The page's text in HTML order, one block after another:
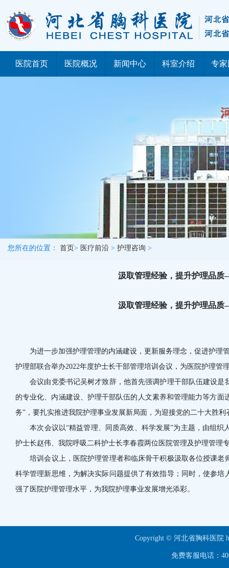
医院首页 医院概况 新闻中心 科室介绍 专
您所在的位置： 首页> 医疗前沿 > 护理咨询 >
汲取管理经验，提升护理品
汲取管理经验，提升护理品
为进一步加强护理管理的内涵建设，更新服务理念，促进护理
护理部联合举办2022年度护士长干部管理培训会议，为医院护理
会议由党委书记吴树才致辞，他首先强调护理干部队伍建设是
的专业化、内涵建设、护理干部队伍的人文素养和管理能力等方面
务”，要扎实推进我院护理事业发展新局面，为迎接党的二十大胜
本次会议以“精益管理、同质高效、科学发展”为主题，由组织
护士长赵伟、我院呼吸二科护士长李春霞两位医院管理及护理管理
培训会议上，医院护理管理者和临床骨干积极汲取各位授课老
科学管理新思维，为解决实际问题提供了有效指导；同时，使参
强了医院护理管理水平，为我院护理事业发展增光添彩。
Copyright © 河北省胸科医院
免费客服电话：